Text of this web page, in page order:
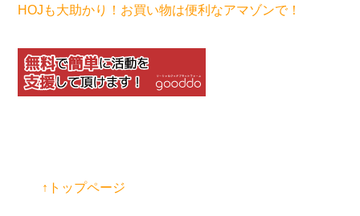
HOJも大助かり！お買い物は便利なアマゾンで！
↑トップページ